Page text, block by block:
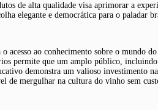
de alta qualidade visa aprimorar a
elegante e democrática para o paladar
acesso ao conhecimento sobre o mundo
permite que um amplo público,
demonstra um valioso investimento
mergulhar na cultura do vinho sem